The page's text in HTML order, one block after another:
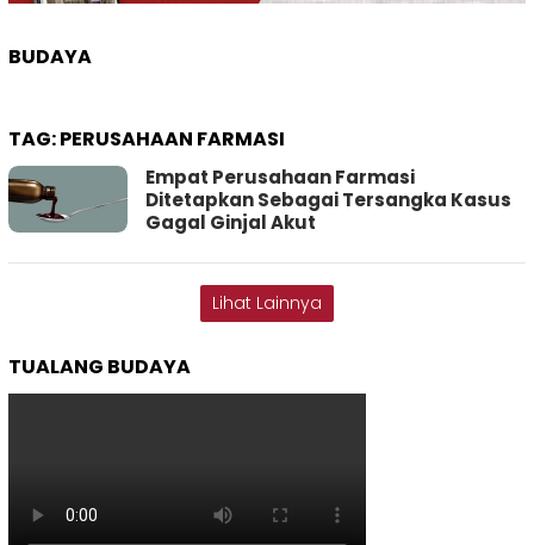
BUDAYA
TAG:PERUSAHAAN FARMASI
Empat Perusahaan Farmasi
Ditetapkan Sebagai Tersangka Kasus
Gagal Ginjal Akut
Lihat Lainnya
TUALANG BUDAYA